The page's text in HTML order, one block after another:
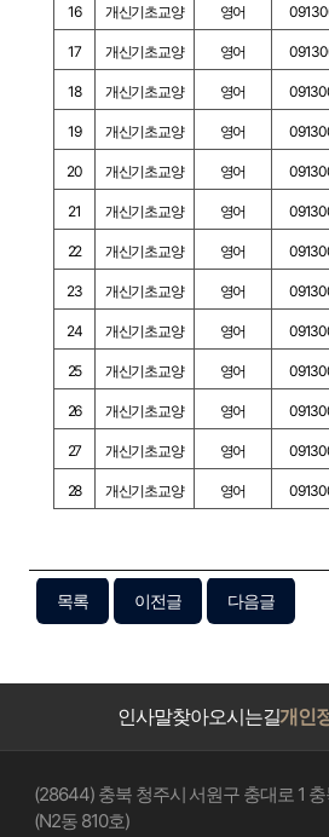
16 개신기초교양 영어
17 개신기초교양 영어
18 개신기초교양 영어
19 개신기초교양 영어
20 개신기초교양 영어
21 개신기초교양 영어
22 개신기초교양 영어
23 개신기초교양 영어
24 개신기초교양 영어
25 개신기초교양 영어
26 개신기초교양 영어
27 개신기초교양 영어
28 개신기초교양 영어
목록 이전글 다음글
인사말찾아오시는길개인
(28644) 충북 청주시 서원구 충대로 1
(N2동 810호)